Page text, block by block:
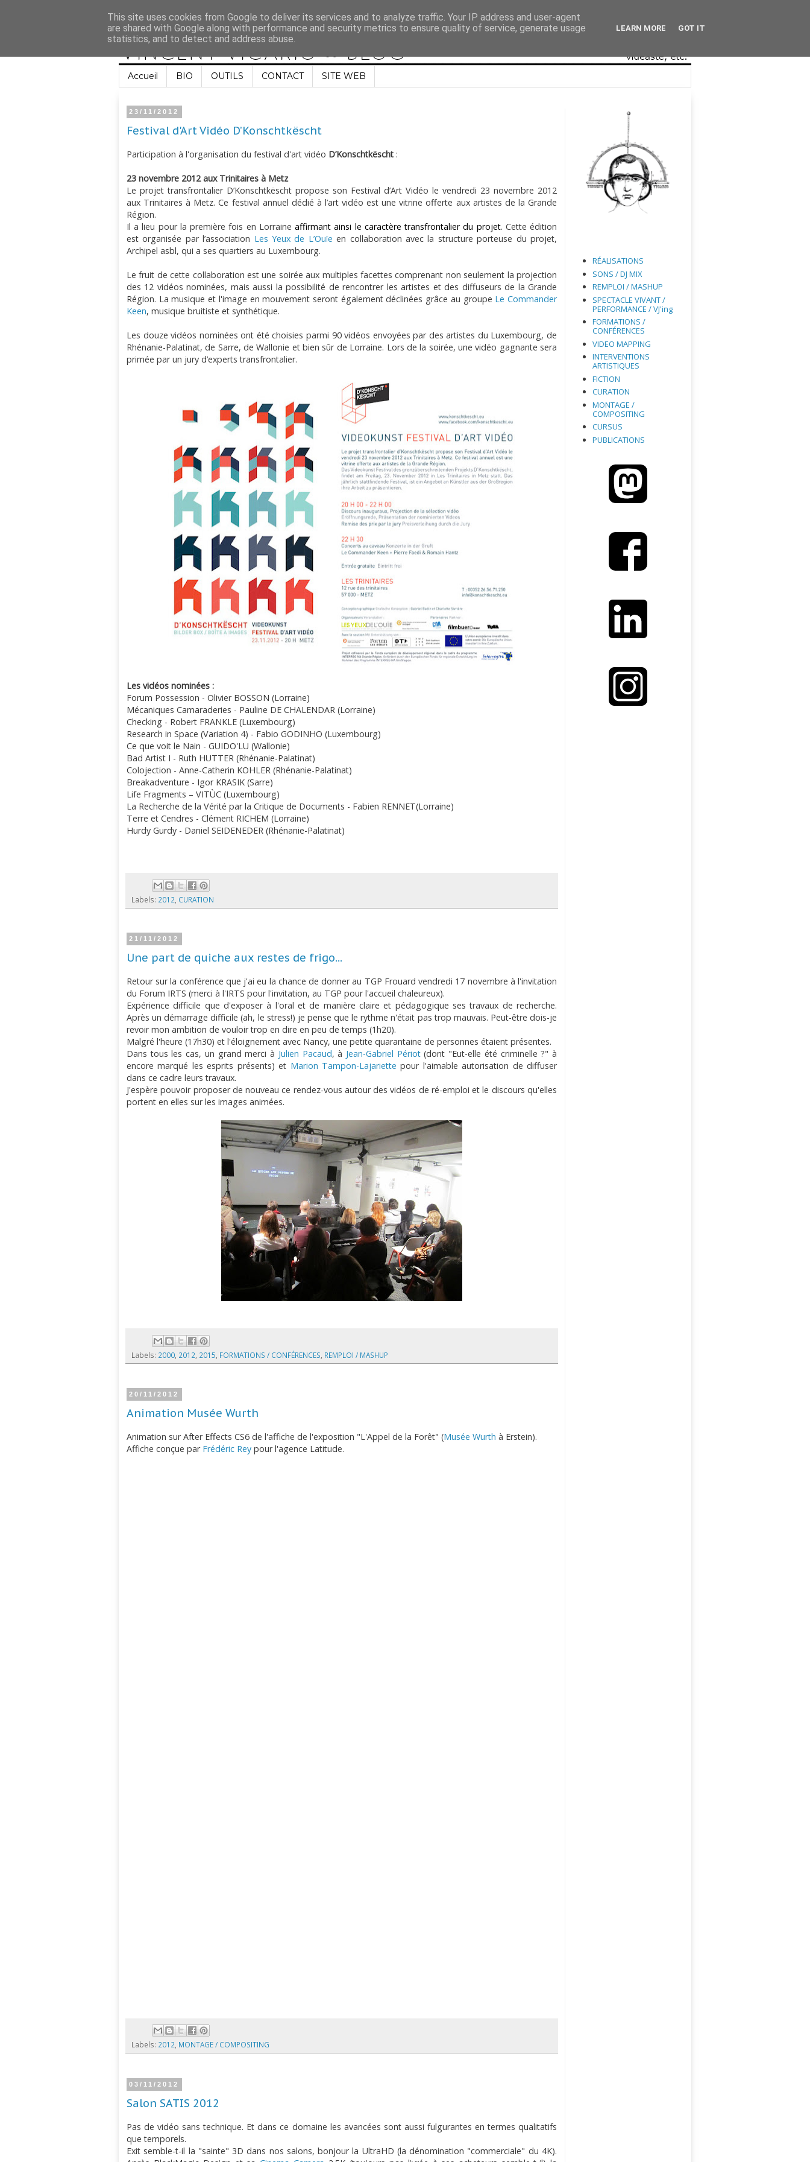
Accueil BIO OUTILS CONTACT SITE WEB
23/11/2012
Festival d'Art Vidéo D’Konschtkëscht
Participation à l'organisation du festival d'art vidéo D’Konschtkëscht :
23 novembre 2012 aux Trinitaires à Metz
Le projet transfrontalier D’Konschtkëscht propose son Festival d’Art Vidéo le vendredi 23 novembre 2012
aux Trinitaires à Metz. Ce festival annuel dédié à l’art vidéo est une vitrine offerte aux artistes de la Grande
Région.
Il a lieu pour la première fois en Lorraineaffirmant ainsi le caractère transfrontalier du projet. Cette édition
est organisée par l’association Les Yeux de L’Ouïe en collaboration avec la structure porteuse du projet,
Archipel asbl, qui a ses quartiers au Luxembourg.
Le fruit de cette collaboration est une soirée aux multiples facettes comprenant non seulement la projection
des 12 vidéos nominées, mais aussi la possibilité de rencontrer les artistes et des diffuseurs de la Grande
Région. La musique et l'image en mouvement seront également déclinées grâce au groupe Le Commander
Keen, musique bruitiste et synthétique.
Les douze vidéos nominées ont été choisies parmi 90 vidéos envoyées par des artistes du Luxembourg, de
Rhénanie-Palatinat, de Sarre, de Wallonie et bien sûr de Lorraine. Lors de la soirée, une vidéo gagnante sera
primée par un jury d’experts transfrontalier.
Les vidéos nominées :
Forum Possession - Olivier BOSSON (Lorraine)
Mécaniques Camaraderies - Pauline DE CHALENDAR (Lorraine)
Checking - Robert FRANKLE (Luxembourg)
Research in Space (Variation 4) - Fabio GODINHO (Luxembourg)
Ce que voit le Nain - GUIDO'LU (Wallonie)
Bad Artist I - Ruth HUTTER (Rhénanie-Palatinat)
Colojection - Anne-Catherin KOHLER (Rhénanie-Palatinat)
Breakadventure - Igor KRASIK (Sarre)
Life Fragments – VITÙC (Luxembourg)
La Recherche de la Vérité par la Critique de Documents - Fabien RENNET(Lorraine)
Terre et Cendres - Clément RICHEM (Lorraine)
Hurdy Gurdy - Daniel SEIDENEDER (Rhénanie-Palatinat)
Labels: 2012 CURATION
21/11/2012
Une part de quiche aux restes de frigo...
Retour sur la conférence que j'ai eu la chance de donner au TGP Frouard vendredi 17 novembre à l'invitation
du Forum IRTS (merci à l'IRTS pour l'invitation, au TGP pour l'accueil chaleureux).
Expérience difficile que d'exposer à l'oral et de manière claire et pédagogique ses travaux de recherche.
Après un démarrage difficile (ah, le stress!) je pense que le rythme n'était pas trop mauvais. Peut-être dois-je
revoir mon ambition de vouloir trop en dire en peu de temps (1h20).
Malgré l'heure (17h30) et l'éloignement avec Nancy, une petite quarantaine de personnes étaient présentes.
Dans tous les cas, un grand merci à Julien Pacaud, à Jean-Gabriel Périot(dont "Eut-elle été criminelle ?" à
encore marqué les esprits présents) et Marion Tampon-Lajariette pour l'aimable autorisation de diffuser
dans ce cadre leurs travaux.
J'espère pouvoir proposer de nouveau ce rendez-vous autour des vidéos de ré-emploi et le discours qu'elles
portent en elles sur les images animées.
Labels: 2000 2012 2015 FORMATIONS / CONFÉRENCES REMPLOI / MASHUP
20/11/2012
Animation Musée Wurth
Animation sur After Effects CS6 de l'affiche de l'exposition "L'Appel de la Forêt" (Musée Wurth à Erstein).
Affiche conçue par Frédéric Rey pour l'agence Latitude.
Labels: 2012, MONTAGE / COMPOSITING
03/11/2012
Salon SATIS 2012
Pas de vidéo sans technique. Et dans ce domaine les avancées sont aussi fulgurantes en termes qualitatifs
que temporels.
Exit semble-t-il la "sainte" 3D dans nos salons, bonjour la UltraHD (la dénomination "commerciale" du 4K).
RÉALISATIONS
SONS / DJ MIX
REMPLOI / MASHUP
SPECTACLE VIVANT /
PERFORMANCE / VJ'ing
FORMATIONS /
CONFÉRENCES
VIDEO MAPPING
INTERVENTIONS
ARTISTIQUES
FICTION
CURATION
MONTAGE /
COMPOSITING
CURSUS
PUBLICATIONS
This site uses cookies from Google to deliver its services and to analyze traffic. Your IP address and user-agent
are shared with Google along with performance and security metrics to ensure quality of service, generate usage
statistics, and to detect and address abuse.
LEARN MORE GOT IT